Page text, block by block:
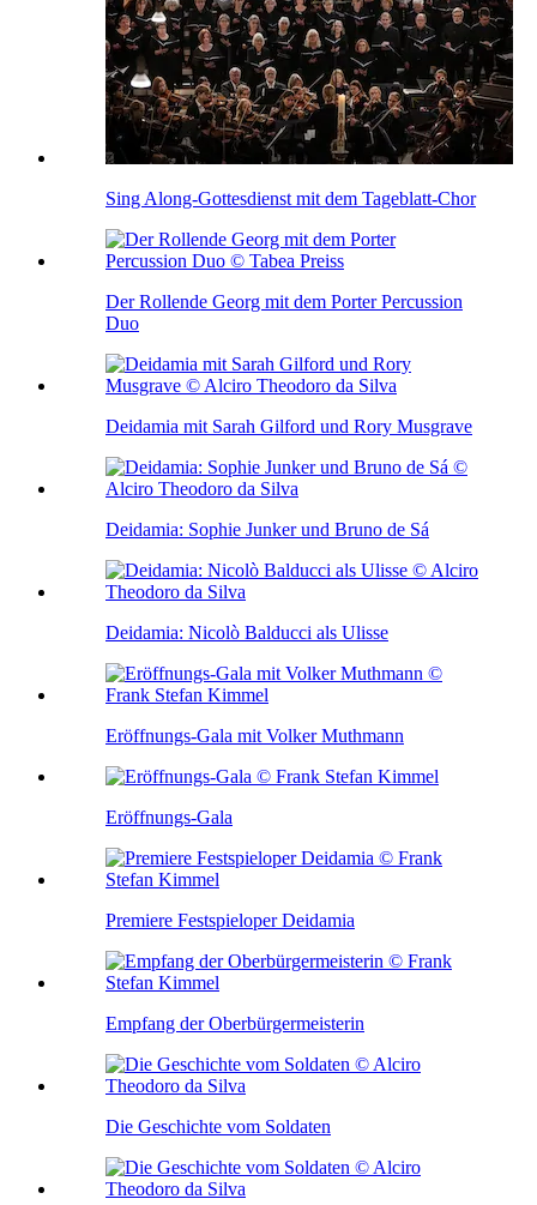
Sing Along-Gottesdienst mit dem Tageblatt-Chor
Der Rollende Georg mit dem Porter Percussion
Duo
Deidamia mit Sarah Gilford und Rory Musgrave
Deidamia: Sophie Junker und Bruno de Sá
Deidamia: Nicolò Balducci als Ulisse
Eröffnungs-Gala mit Volker Muthmann
Eröffnungs-Gala
Premiere Festspieloper Deidamia
Empfang der Oberbürgermeisterin
Die Geschichte vom Soldaten